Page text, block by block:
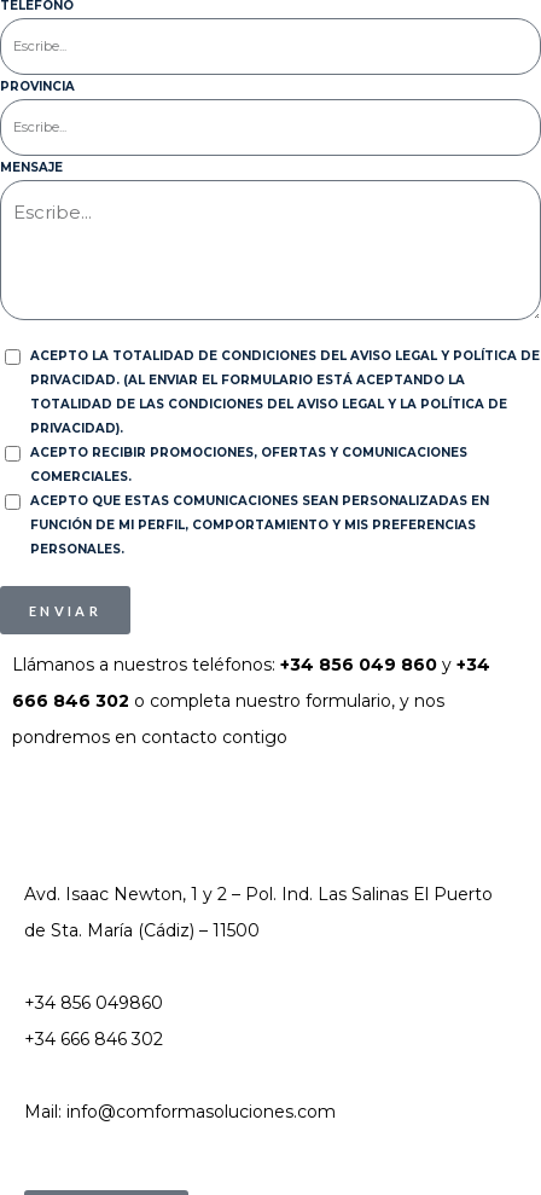
TELÉFONO
PROVINCIA
MENSAJE
ACEPTO LA TOTALIDAD DE CONDICIONES DEL AVISO LEGAL Y POLÍTICA DE
PRIVACIDAD. (AL ENVIAR EL FORMULARIO ESTÁ ACEPTANDO LA
TOTALIDAD DE LAS CONDICIONES DEL AVISO LEGAL Y LA POLÍTICA DE
PRIVACIDAD).
ACEPTO RECIBIR PROMOCIONES, OFERTAS Y COMUNICACIONES
COMERCIALES.
ACEPTO QUE ESTAS COMUNICACIONES SEAN PERSONALIZADAS EN
FUNCIÓN DE MI PERFIL, COMPORTAMIENTO Y MIS PREFERENCIAS
PERSONALES.
ENVIAR
Llámanos a nuestros teléfonos: +34 856 049 860 y +34
666 846 302 o completa nuestro formulario, y nos
pondremos en contacto contigo
Avd. Isaac Newton, 1 y 2 – Pol. Ind. Las Salinas El Puerto
de Sta. María (Cádiz) – 11500
+34 856 049860
+34 666 846 302
Mail: info@comformasoluciones.com